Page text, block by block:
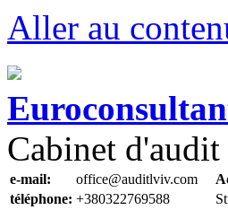
Aller au
Cabinet d'audit
e-mail: office@auditlviv.com
téléphone: +380322769588